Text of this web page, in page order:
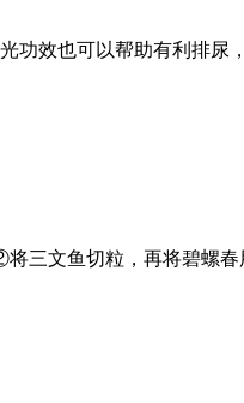
效也可以帮助有利排
三文鱼切粒，再将碧螺